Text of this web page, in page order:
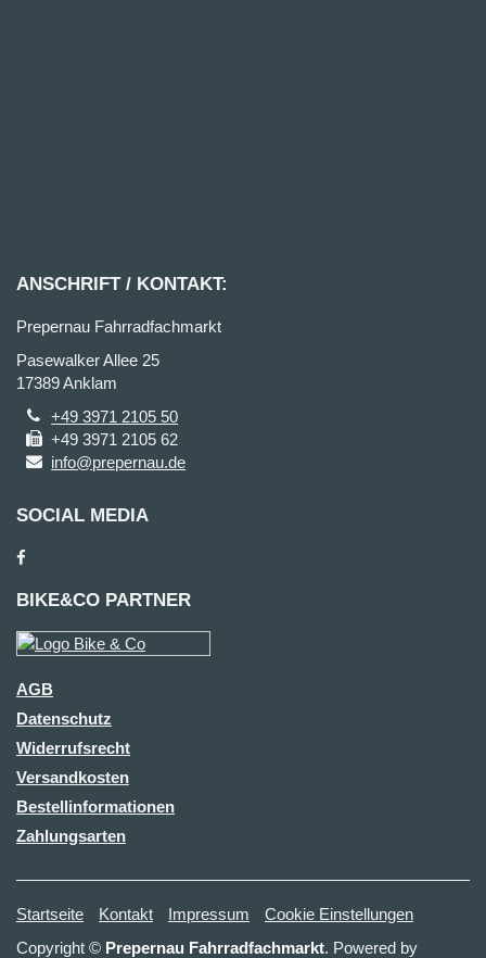
ANSCHRIFT / KONTAKT:
Prepernau Fahrradfachmarkt
Pasewalker Allee 25
17389 Anklam
+49 3971 2105 50
+49 3971 2105 62
info@prepernau.de
SOCIAL MEDIA
BIKE&CO PARTNER
AGB
Datenschutz
Widerrufsrecht
Versandkosten
Bestellinformationen
Zahlungsarten
Startseite Kontakt Impressum
Cookie Einstellungen
Copyright © Prepernau Fahrradfachmarkt. Powered by